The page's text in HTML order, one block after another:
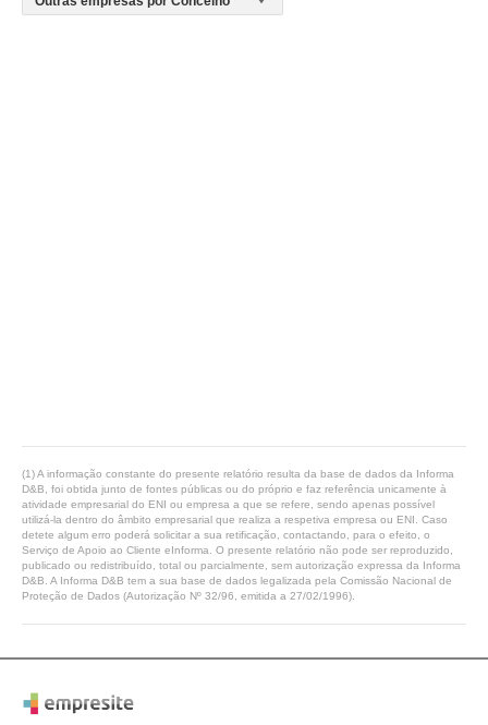
(1) A informação constante do presente relatório resulta da base de dados da Informa
D&B, foi obtida junto de fontes públicas ou do próprio e faz referência unicamente à
atividade empresarial do ENI ou empresa a que se refere, sendo apenas possível
utilizá-la dentro do âmbito empresarial que realiza a respetiva empresa ou ENI. Caso
detete algum erro poderá solicitar a sua retificação, contactando, para o efeito, o
Serviço de Apoio ao Cliente eInforma. O presente relatório não pode ser reproduzido,
publicado ou redistribuído, total ou parcialmente, sem autorização expressa da Informa
D&B. A Informa D&B tem a sua base de dados legalizada pela Comissão Nacional de
Proteção de Dados (Autorização Nº 32/96, emitida a 27/02/1996).